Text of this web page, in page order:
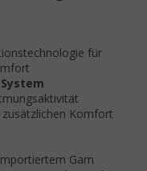
für
Komfort
Garn